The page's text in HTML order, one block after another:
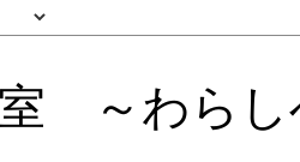
～わらし